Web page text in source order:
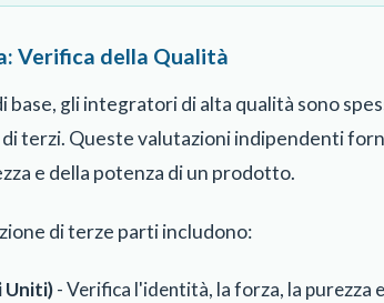
Verifica della Qualità
gli integratori di alta qualità sono
terzi. Queste valutazioni indipendenti
e della potenza di un prodotto.
di terze parti includono:
Uniti)- Verifica l'identità, la forza, la purezza